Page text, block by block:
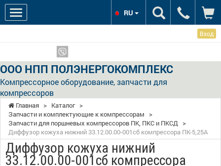
Вход
ООО НПП ПОЛЭНЕРГОКОМПЛЕКС
Компрессорное оборудование, запчасти для
компрессоров
RU
Главная > Каталог >
Запчасти и комплектующие к компрессорам
>
Запчасти для поршневых компрессоров ПК, ПКС и ПКСД >
Диффузор кожуха нижний 33.12.00.00-001сб компрессора ПК-5,25А
Диффузор кожуха нижний
33.12.00.00-001сб компрессора